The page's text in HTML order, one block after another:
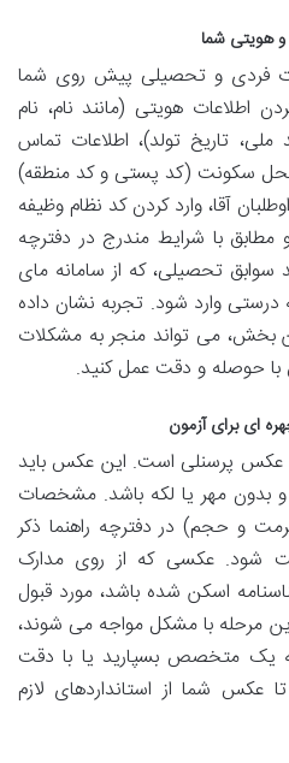
هویتی شما
فردی و تحصیلی پیش روی شما
اطلاعات هویتی (مانند نام، نام
ملی، تاریخ تولد)، اطلاعات تماس
محل سکونت (کد پستی و کد منطقه)
آقا، وارد کردن کد نظام وظیفه
با شرایط مندرج در دفترچه
سوابق تحصیلی، که از سامانه مای
درستی وارد شود. تجربه نشان داده
می تواند منجر به مشکلات
حوصله و دقت عمل کنید.
ای برای آزمون
عکس پرسنلی است. این عکس باید
و بدون مهر یا لکه باشد. مشخصات
و حجم) در دفترچه راهنما ذکر
شود. عکسی که از روی مدارک
اسکن شده باشد، مورد قبول
مرحله با مشکل مواجه می شوند،
به یک متخصص بسپارید یا با دقت
عکس شما از استانداردهای لازم